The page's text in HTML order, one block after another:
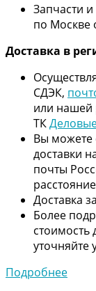
Запчасти
по Москве
Доставка в
СДЭК,
или нашей
ТК
Вы можете
доставки
почты
Доставка
Более
стоимость
уточняйте
Подробнее